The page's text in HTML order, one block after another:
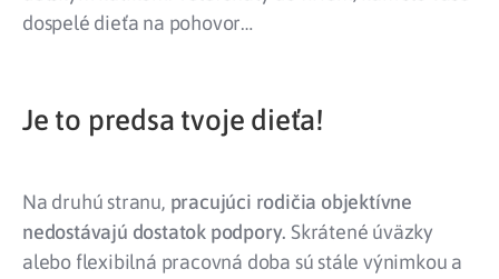
dospelé dieťa na pohovor…
Je to predsa tvoje dieťa!
Na druhú stranu, pracujúci rodičia objektívne
nedostávajú dostatok podpory. Skrátené úväzky
alebo flexibilná pracovná doba sú stále výnimkou a